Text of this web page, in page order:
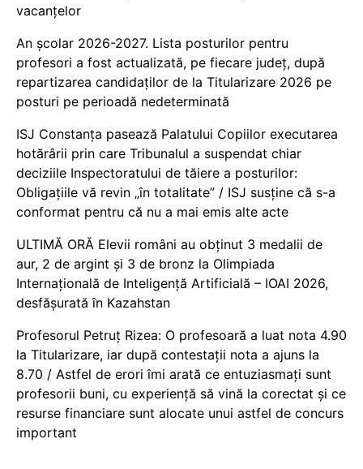
vacanțelor
An școlar 2026-2027. Lista posturilor pentru
profesori a fost actualizată, pe fiecare județ, după
repartizarea candidaților de la Titularizare 2026 pe
posturi pe perioadă nedeterminată
ISJ Constanța pasează Palatului Copiilor executarea
hotărârii prin care Tribunalul a suspendat chiar
deciziile Inspectoratului de tăiere a posturilor:
Obligațiile vă revin „în totalitate” / ISJ susține că s-a
conformat pentru că nu a mai emis alte acte
ULTIMĂ ORĂ Elevii români au obținut 3 medalii de
aur, 2 de argint și 3 de bronz la Olimpiada
Internațională de Inteligență Artificială – IOAI 2026,
desfășurată în Kazahstan
Profesorul Petruț Rizea: O profesoară a luat nota 4.90
la Titularizare, iar după contestații nota a ajuns la
8.70 / Astfel de erori îmi arată ce entuziasmați sunt
profesorii buni, cu experiență să vină la corectat și ce
resurse financiare sunt alocate unui astfel de concurs
important